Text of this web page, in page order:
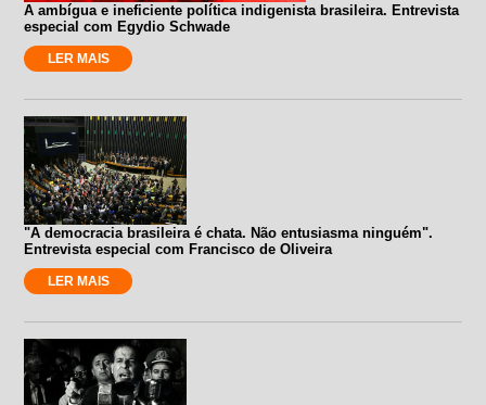
A ambígua e ineficiente política indigenista brasileira. Entrevista
especial com Egydio Schwade
LER MAIS
"A democracia brasileira é chata. Não entusiasma ninguém".
Entrevista especial com Francisco de Oliveira
LER MAIS